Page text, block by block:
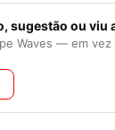
sugestão ou viu
Waves — em